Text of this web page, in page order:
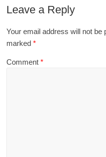
Leave a Reply
Your email address will not be
marked*
Comment*